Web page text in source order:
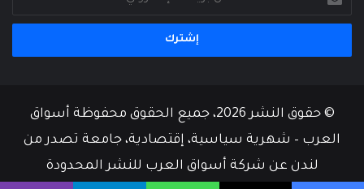
بريدك
الإلكتروني
© حقوق النشر 2026، جميع الحقوق محفوظة أسواق
العرب – شهرية سياسية، إقتصادية، جامعة تصدر من
لندن عن شركة أسواق العرب للنشر المحدودة